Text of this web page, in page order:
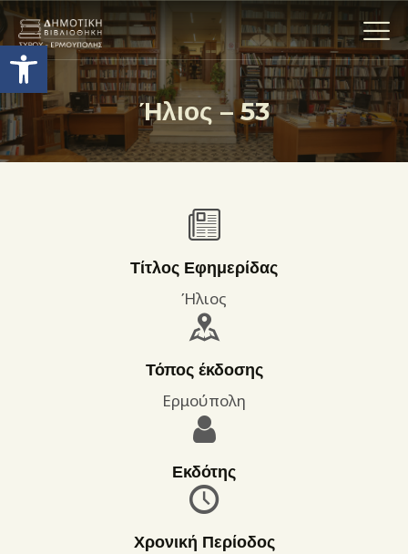
Ανοίξτε τη γραμμή εργαλείων
Ήλιος – 53
Η ΒΙΒΛΙΟΘΗΚΗ
ΟΙ ΣΥΛΛΟΓΈΣ
ΔΡΑΣΤΗΡΙΟΤΗΤΕΣ
ΕΠΙΚΟΙΝΩΝΊΑ
ΌΡΟΙ ΧΡΉΣΗΣ
Τίτλος Εφημερίδας
Ήλιος
Τόπος έκδοσης
Ερμούπολη
Εκδότης
Χρονική Περίοδος